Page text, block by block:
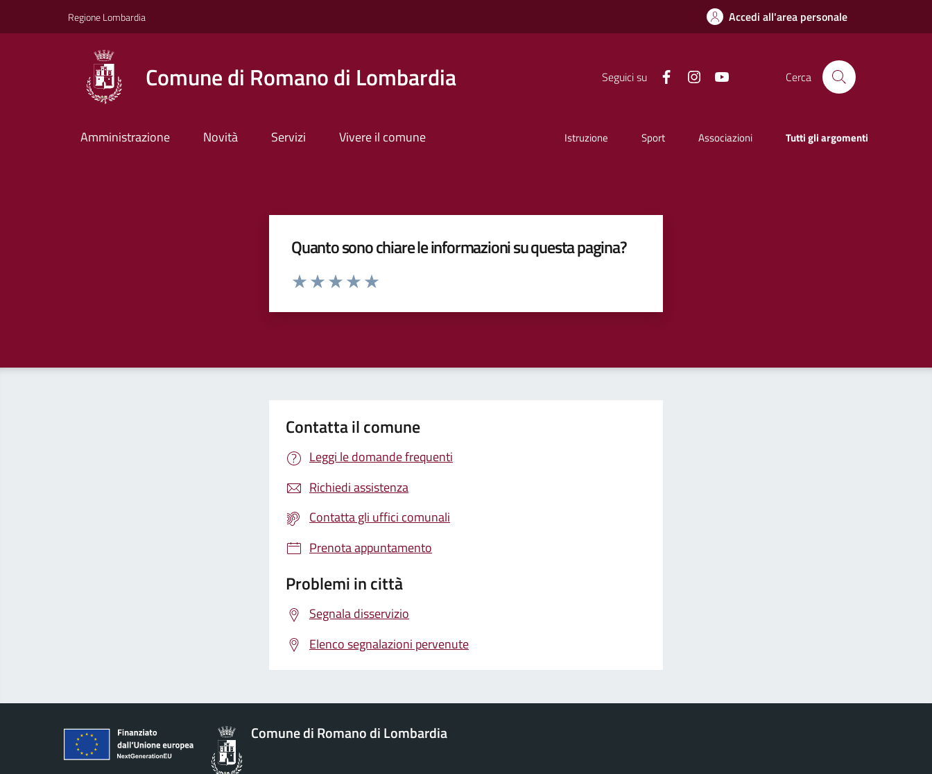
Regione Lombardia Accedi all'area personale
Comune di Romano di Lombardia Seguici su Facebook Instagram Cerca
Amministrazione Novità Servizi Vivere il comune Istruzione Sport Associazioni Tutti gli argomenti
Quanto sono chiare le informazioni su questa pagina?
Valuta da 1 a 5 stelle la pagina
Contatta il comune
Leggi le domande frequenti
Richiedi assistenza
Contatta gli uffici comunali
Prenota appuntamento
Problemi in città
Segnala disservizio
Elenco segnalazioni pervenute
Comune di Romano di Lombardia